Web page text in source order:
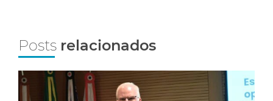
Posts relacionados